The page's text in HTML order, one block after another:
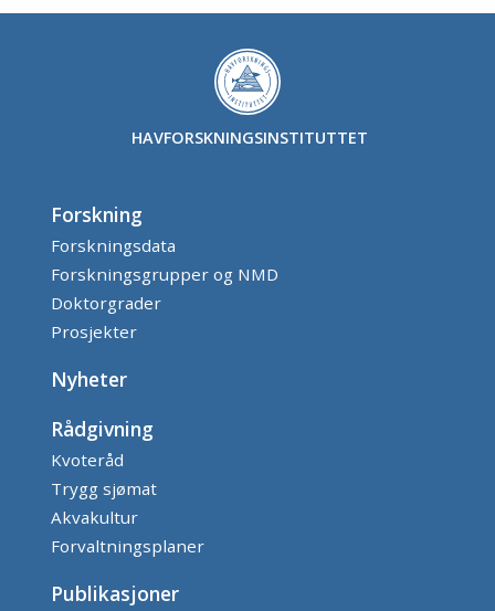
HAVFORSKNINGSINSTITUTTET
Forskning
Forskningsdata
Forskningsgrupper og NMD
Doktorgrader
Prosjekter
Nyheter
Rådgivning
Kvoteråd
Trygg sjømat
Akvakultur
Forvaltningsplaner
Publikasjoner